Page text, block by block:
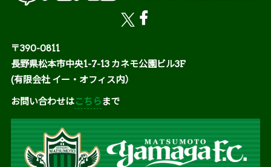
〒390-0811
長野県松本市中央1-7-13 カネモ公園ビル3F
(有限会社 イー・オフィス内）
お問い合わせはこちら まで